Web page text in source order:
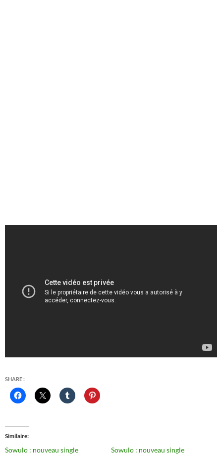
SHARE :
Similaire
Sowulo : nouveau single
Sowulo : nouveau single